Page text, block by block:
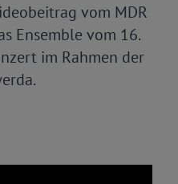
vom MDR
Ensemble vom 16.
im Rahmen der